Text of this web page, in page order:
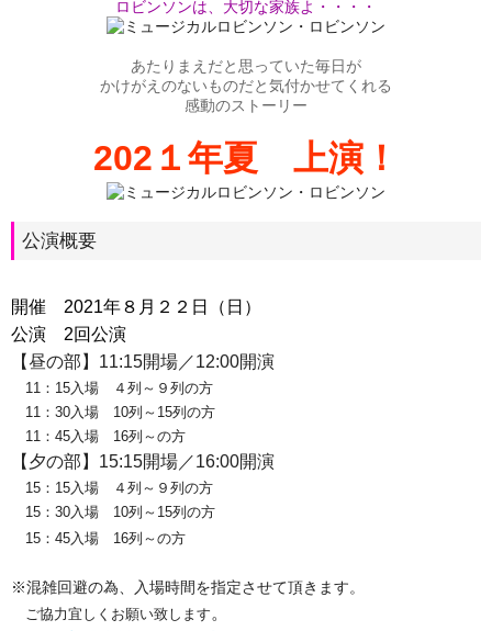
ロビンソンは、大切な家族よ・・・・
あたりまえだと思っていた毎日が
かけがえのないものだと気付かせてくれる
感動のストーリー
202１年夏 上演！
公演概要
開催 2021年８月２２日（日）
公演 2回公演
【昼の部】 11:15開場／12:00開演
11 ： 15 入場 ４列～９列の方
11 ： 30 入場 10列～ 15列の方
11 ： 45 入場 16列～の方
【夕の部】 15:15開場／16:00開演
15 ： 15 入場 ４列～９列の方
15 ： 30 入場 10列～ 15列の方
15 ： 45 入場 16列～の方
※混雑回避の為、入場時間を指定させて頂きます。
ご協力宜しくお願い致します 。